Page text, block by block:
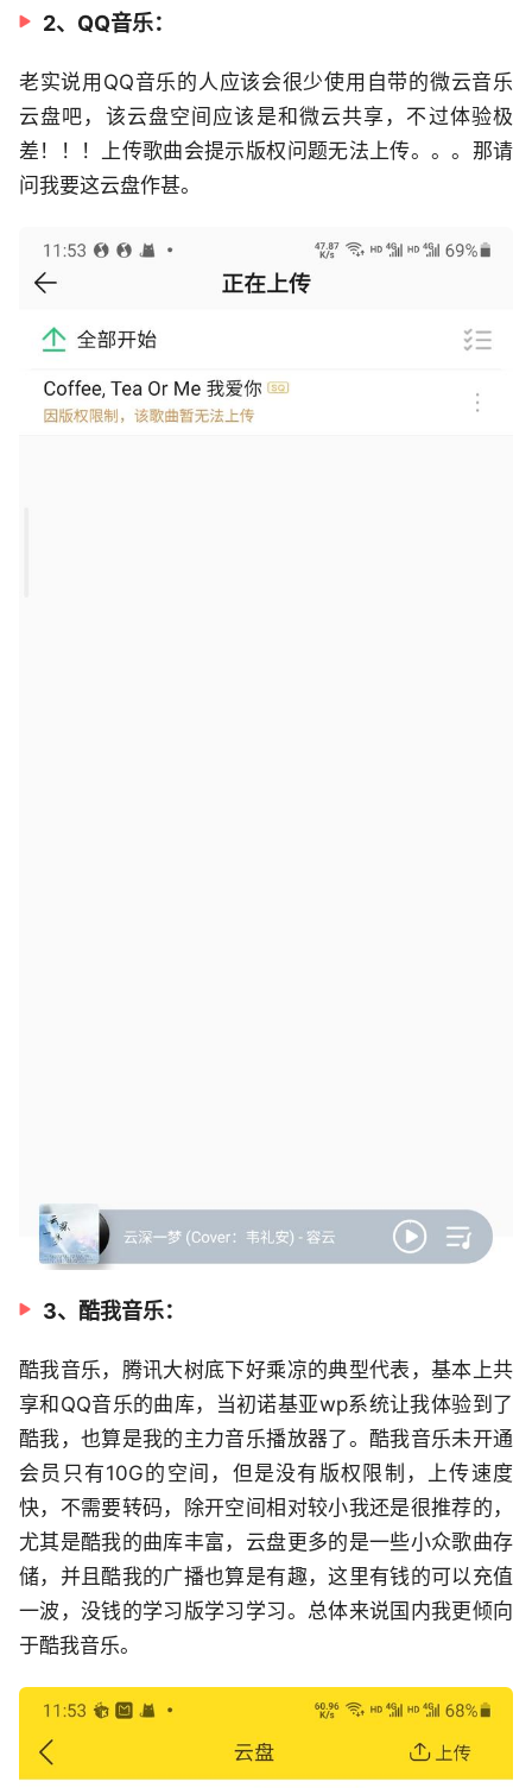
2、QQ音乐：
老实说用QQ音乐的人应该会很少使用自带的微云音乐
云盘吧，该云盘空间应该是和微云共享，不过体验极
差！！！上传歌曲会提示版权问题无法上传。。。那请
问我要这云盘作甚。
3、酷我音乐：
酷我音乐，腾讯大树底下好乘凉的典型代表，基本上共
享和QQ音乐的曲库，当初诺基亚wp系统让我体验到了
酷我，也算是我的主力音乐播放器了。酷我音乐未开通
会员只有10G的空间，但是没有版权限制，上传速度
快，不需要转码，除开空间相对较小我还是很推荐的，
尤其是酷我的曲库丰富，云盘更多的是一些小众歌曲存
储，并且酷我的广播也算是有趣，这里有钱的可以充值
一波，没钱的学习版学习学习。总体来说国内我更倾向
于酷我音乐。